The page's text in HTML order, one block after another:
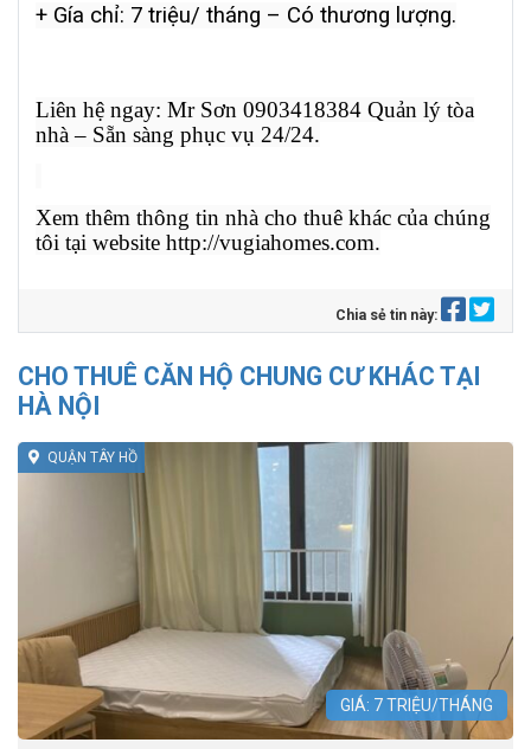
+ Gía chỉ: 7 triệu/ tháng – Có thương lượng.
Liên hệ ngay: Mr Sơn 0903418384 Quản lý tòa
nhà – Sẵn sàng phục vụ 24/24.
Xem thêm thông tin nhà cho thuê khác của chúng
tôi tại website http://vugiahomes.com.
Chia sẻ tin này:
CHO THUÊ CĂN HỘ CHUNG CƯ KHÁC TẠI
HÀ NỘI
QUẬN TÂY HỒ
GIÁ: 7TRIỆU/THÁNG